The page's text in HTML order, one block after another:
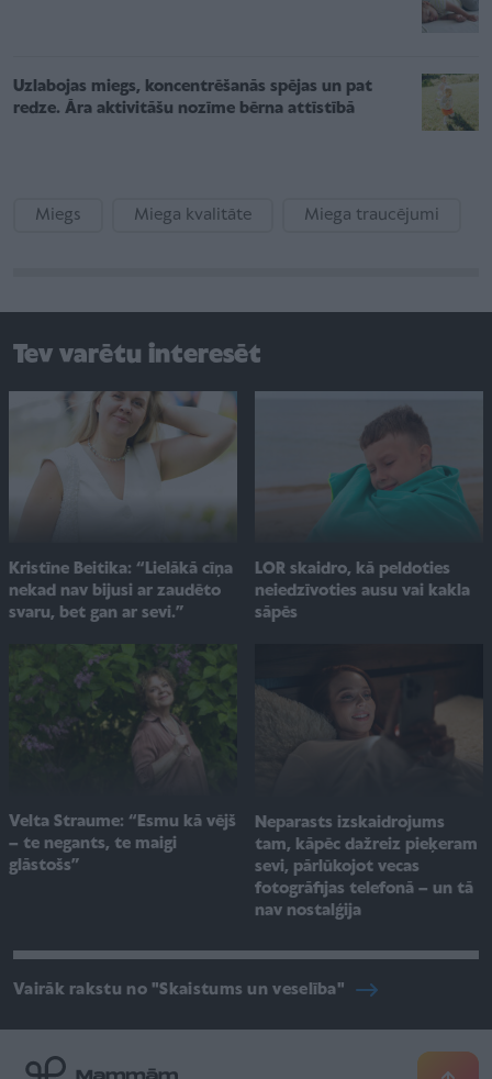
Uzlabojas miegs, koncentrēšanās spējas un pat
redze. Āra aktivitāšu nozīme bērna attīstībā
Miegs Miega kvalitāte Miega traucējumi
Tev varētu interesēt
Kristīne Beitika: “Lielākā cīņa
nekad nav bijusi ar zaudēto
svaru, bet gan ar sevi.”
LOR skaidro, kā peldoties
neiedzīvoties ausu vai kakla
sāpēs
Velta Straume: “Esmu kā vējš
– te negants, te maigi
glāstošs”
Neparasts izskaidrojums
tam, kāpēc dažreiz pieķeram
sevi, pārlūkojot vecas
fotogrāfijas telefonā – un tā
nav nostalģija
Vairāk rakstu no "Skaistums un veselība"